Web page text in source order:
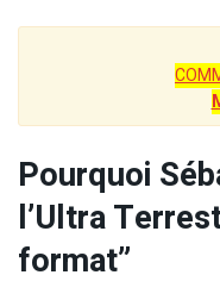
Pourquoi
l’Ultra
format”